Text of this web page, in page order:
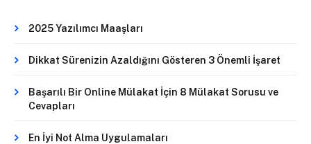
2025 Yazılımcı Maaşları
Dikkat Sürenizin Azaldığını Gösteren 3 Önemli İşaret
Başarılı Bir Online Mülakat İçin 8 Mülakat Sorusu ve
Cevapları
En İyi Not Alma Uygulamaları